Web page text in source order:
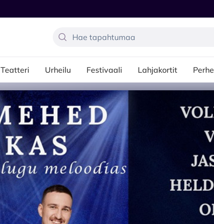
Teatteri Urheilu Festivaali Lahjakortit Perhe